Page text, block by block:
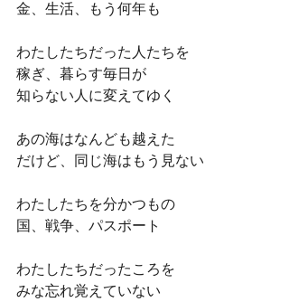
金、生活、もう何年も
わたしたちだった人たちを
稼ぎ、暮らす毎日が
知らない人に変えてゆく
あの海はなんども越えた
だけど、同じ海はもう見ない
わたしたちを分かつもの
国、戦争、パスポート
わたしたちだったころを
みな忘れ覚えていない